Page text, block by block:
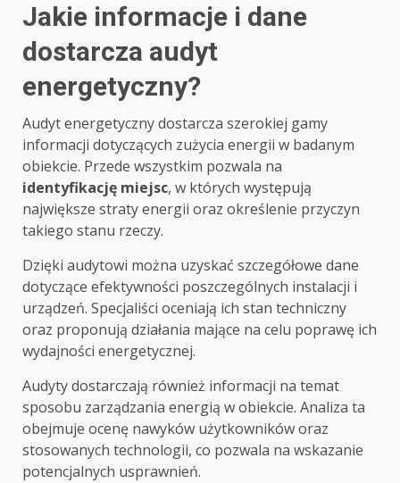
Jakie informacje i dane
dostarcza audyt
energetyczny?
Audyt energetyczny dostarcza szerokiej gamy
informacji dotyczących zużycia energii w badanym
obiekcie. Przede wszystkim pozwala na
identyfikację miejsc, w których występują
największe straty energii oraz określenie przyczyn
takiego stanu rzeczy.
Dzięki audytowi można uzyskać szczegółowe dane
dotyczące efektywności poszczególnych instalacji i
urządzeń. Specjaliści oceniają ich stan techniczny
oraz proponują działania mające na celu poprawę ich
wydajności energetycznej.
Audyty dostarczają również informacji na temat
sposobu zarządzania energią w obiekcie. Analiza ta
obejmuje ocenę nawyków użytkowników oraz
stosowanych technologii, co pozwala na wskazanie
potencjalnych usprawnień.